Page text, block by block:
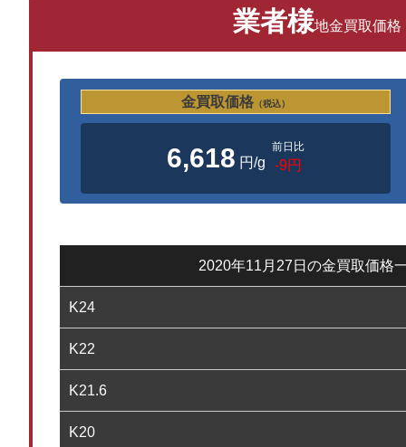
業者様地金買取価格
金買取価格（税込）
6,618 円/g
前日比
-9円
2020年11月27日の金買取価格
K24
K22
K21.6
K20